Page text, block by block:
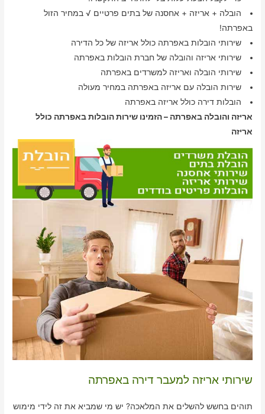
הובלה + אריזה + אחסנה של בתים פרטיים √ במחיר הזול
באפרתה!
שירותי הובלות באפרתה כולל אריזה של כל הדירה
שירותי אריזה והובלה של חברת הובלות באפרתה
שירותי הובלה ואריזה למשרדים באפרתה
שירות הובלה עם אריזה באפרתה במחיר מעולה
הובלות דירה כולל אריזה באפרתה
אריזה והובלה באפרתה – הזמינו שירות הובלות באפרתה כולל
אריזה
שירותי אריזה למעבר דירה באפרתה
תוהים בחשש להשלים את המלאכה? יש מי שמביא את זה לידי מימוש